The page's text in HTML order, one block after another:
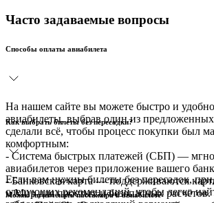
Часто задаваемые вопросы
Способы оплаты авиабилета
На нашем сайте вы можете быстро и
авиабилеты, выбрав один из
сделали всё, чтобы процесс покупки был
комфортным:
- Система быстрых платежей (СБП) —
авиабилетов через приложение вашего
- Банковская карта — поддерживаются
и Мир для простых и безопасных расчётов.
Как выбрать билеты без пересадки?
Если вам нужны билеты без пересадок,
следующих рекомендаций, чтобы легко
Можно ли изменить пассажира в авиабилете